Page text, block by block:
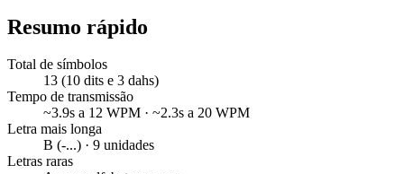
Resumo rápido
Total de símbolos
13 (10 dits e 3 dahs)
Tempo de transmissão
~3.9s a 12 WPM · ~2.3s a 20 WPM
Letra mais longa
B (-...) · 9 unidades
Letras raras